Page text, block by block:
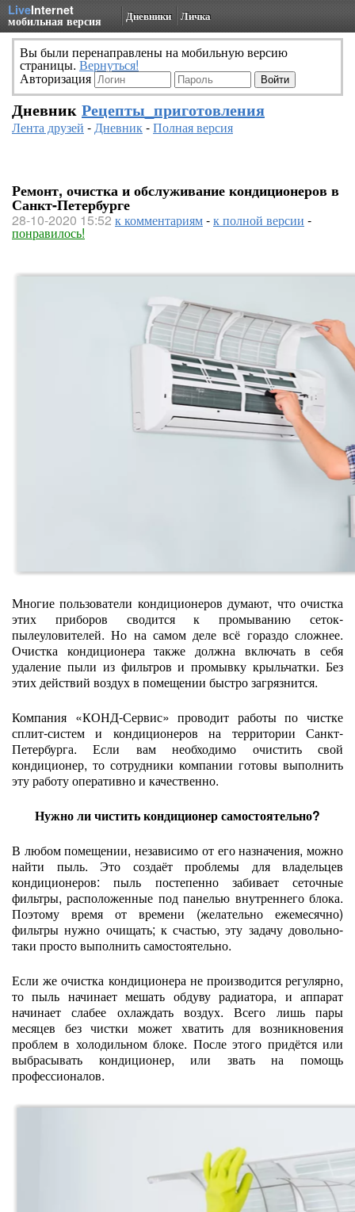
LiveInternet
мобильная версия Дневники Личка
Вы были перенаправлены на мобильную версию
страницы. Вернуться!
Авторизация
Дневник Рецепты_приготовления
Лента друзей -Дневник-Полная версия
Ремонт, очистка и обслуживание кондиционеров в
Санкт-Петербурге
28-10-2020 15:52 к комментариям-к полной версии -
понравилось!
Многие пользователи кондиционеров думают, что очистка
этих приборов сводится к промыванию сеток-
пылеуловителей. Но на самом деле всё гораздо сложнее.
Очистка кондиционера также должна включать в себя
удаление пыли из фильтров и промывку крыльчатки. Без
этих действий воздух в помещении быстро загрязнится.
Компания «КОНД-Сервис» проводит работы по чистке
сплит-систем и кондиционеров на территории Санкт-
Петербурга. Если вам необходимо очистить свой
кондиционер, то сотрудники компании готовы выполнить
эту работу оперативно и качественно.
Нужно ли чистить кондиционер самостоятельно?
В любом помещении, независимо от его назначения, можно
найти пыль. Это создаёт проблемы для владельцев
кондиционеров: пыль постепенно забивает сеточные
фильтры, расположенные под панелью внутреннего блока.
Поэтому время от времени (желательно ежемесячно)
фильтры нужно очищать; к счастью, эту задачу довольно-
таки просто выполнить самостоятельно.
Если же очистка кондиционера не производится регулярно,
то пыль начинает мешать обдуву радиатора, и аппарат
начинает слабее охлаждать воздух. Всего лишь пары
месяцев без чистки может хватить для возникновения
проблем в холодильном блоке. После этого придётся или
выбрасывать кондиционер, или звать на помощь
профессионалов.